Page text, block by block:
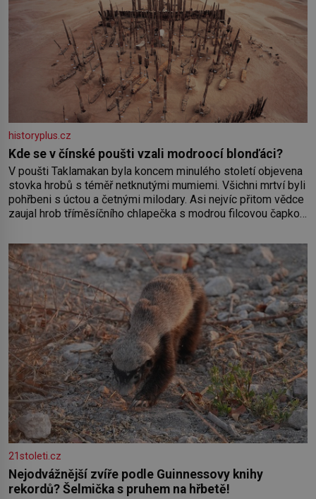
historyplus.cz
Kde se v čínské poušti vzali modroocí blonďáci?
V poušti Taklamakan byla koncem minulého století objevena
stovka hrobů s téměř netknutými mumiemi. Všichni mrtví byli
pohřbeni s úctou a četnými milodary. Asi nejvíc přitom vědce
zaujal hrob tříměsíčního chlapečka s modrou filcovou čapkou,
nesmírně dobře zachovalá, přičítají odborníci zdejším
klimatickým podmínkám. Sucho, prosolené písky a extrémně
21stoleti.cz
Nejodvážnější zvíře podle Guinnessovy knihy
rekordů? Šelmička s pruhem na hřbetě!